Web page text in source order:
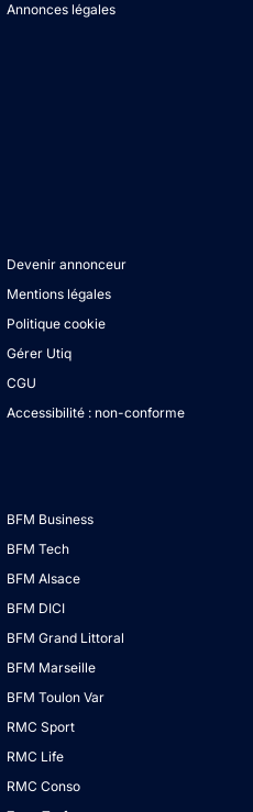
Annonces légales
Devenir annonceur
Mentions légales
Politique cookie
Gérer Utiq
CGU
Accessibilité : non-conforme
BFM Business
BFM Tech
BFM Alsace
BFM DICI
BFM Grand Littoral
BFM Marseille
BFM Toulon Var
RMC Sport
RMC Life
RMC Conso